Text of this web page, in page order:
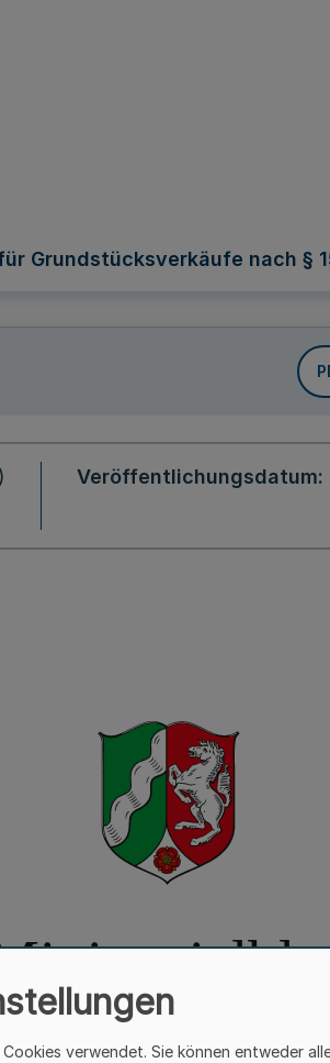
Grundstücksverkäufe nach §
Veröffentlichungsdatum
verwendet. Sie können entweder